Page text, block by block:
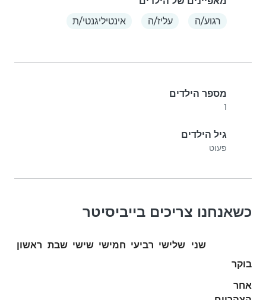
רגוע/ה
עליז/ה אינטיליגנטי/ת
מספר הילדים
1
גיל הילדים
פעוט
כשאנחנו צריכים בייביסיטר
שני שלישי רביעי חמישי שישי שבת ראשון
בוקר
אחר